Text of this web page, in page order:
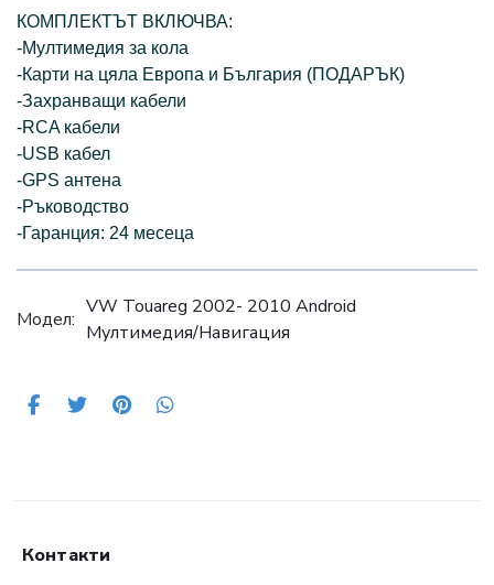
КОМПЛЕКТЪТ ВКЛЮЧВА:
-Мултимедия за кола
-Карти на цяла Европа и България (ПОДАРЪК)
-Захранващи кабели
-RCA кабели
-USB кабел
-GPS антена
-Ръководство
-Гаранция: 24 месеца
Модел:
VW Touareg 2002- 2010 Android
Мултимедия/Навигация
Контакти